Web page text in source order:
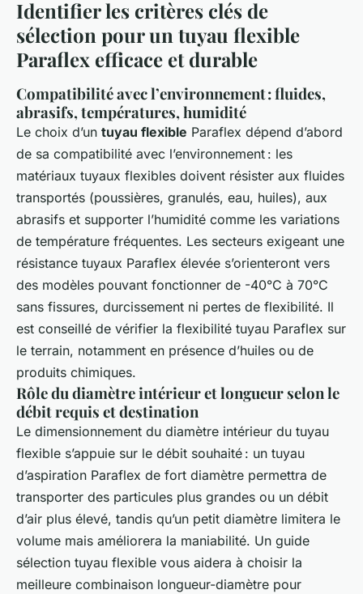
Identifier les critères clés de
sélection pour un tuyau flexible
Paraflex efficace et durable
Compatibilité avec l’environnement : fluides,
abrasifs, températures, humidité
Le choix d’un tuyau flexible Paraflex dépend d’abord
de sa compatibilité avec l’environnement : les
matériaux tuyaux flexibles doivent résister aux fluides
transportés (poussières, granulés, eau, huiles), aux
abrasifs et supporter l’humidité comme les variations
de température fréquentes. Les secteurs exigeant une
résistance tuyaux Paraflex élevée s’orienteront vers
des modèles pouvant fonctionner de -40°C à 70°C
sans fissures, durcissement ni pertes de flexibilité. Il
est conseillé de vérifier la flexibilité tuyau Paraflex sur
le terrain, notamment en présence d’huiles ou de
produits chimiques.
Rôle du diamètre intérieur et longueur selon le
débit requis et destination
Le dimensionnement du diamètre intérieur du tuyau
flexible s’appuie sur le débit souhaité : un tuyau
d’aspiration Paraflex de fort diamètre permettra de
transporter des particules plus grandes ou un débit
d’air plus élevé, tandis qu’un petit diamètre limitera le
volume mais améliorera la maniabilité. Un guide
sélection tuyau flexible vous aidera à choisir la
meilleure combinaison longueur-diamètre pour